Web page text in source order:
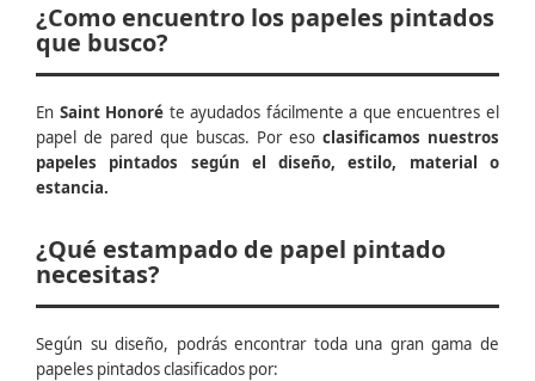
¿Como encuentro los papeles pintados
que busco?
En Saint Honoré te ayudados fácilmente a que encuentres el
papel de pared que buscas. Por eso clasificamos nuestros
papeles pintados según el diseño, estilo, material o
estancia.
¿Qué estampado de papel pintado
necesitas?
Según su diseño, podrás encontrar toda una gran gama de
papeles pintados clasificados por: